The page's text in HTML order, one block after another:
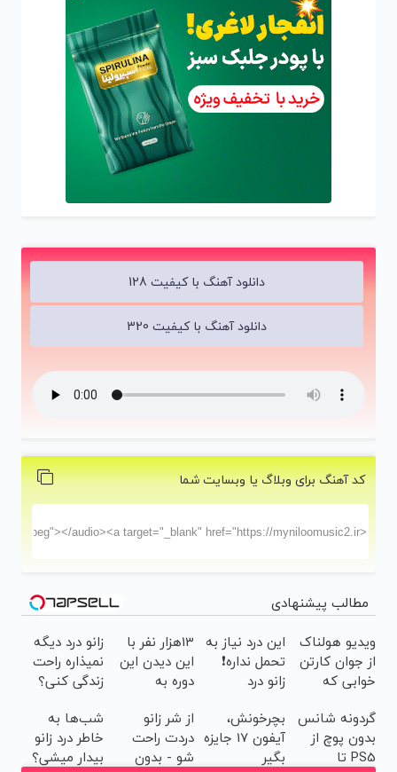
منه دیوونه ی مغرور
که هیشکی اشکامو ندیده بود
حالا دلم لک زده واسه روزای خوبمون
بعد تو تنهایی و این کافه های سوت و کور
بعد تو هیشکی به چشم من مثل تو نبود
منه دیوونه ی مغرور
که هیشکی اشکامو ندیده بود
حالا دلم لک زده واسه روزای خوبمون
بعد تو تنهایی و این کافه های سوت و کور
بعد تو هیشکی به چشم من مثل تو نبود
دانلود آهنگ با کیفیت 128
دانلود آهنگ با کیفیت 320
کد آهنگ برای وبلاگ یا وبسایت شما
مطالب پیشنهادی
ویدیو هولناک
از جوان کارتن
خوابی که
آموزش رایگان
این درد نیاز به
تحمل نداره❗
زانو درد
13هزار نفر با
این دیدن این
دوره به
رسیدن |
ثبت‌‌نام رایگان
زانو درد دیگه
نمیذاره راحت
زندگی کنی؟
گردونه شانس
بدون پوچ از
PS5 تا
بچرخونش،
آیفون 17 جایزه
بگیر
از شر زانو
دردت راحت
شو - بدون
شب‌ها به
خاطر درد زانو
بیدار میشی؟